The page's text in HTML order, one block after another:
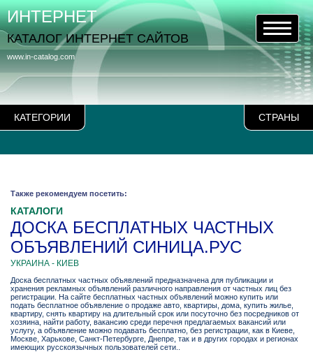
КАТЕГОРИИ СТРАНЫ
www.in-catalog.com
ИНТЕРНЕТ
КАТАЛОГ ИНТЕРНЕТ САЙТОВ
Также рекомендуем посетить:
КАТАЛОГИ
ДОСКА БЕСПЛАТНЫХ ЧАСТНЫХ
ОБЪЯВЛЕНИЙ СИНИЦА.РУС
УКРАИНА - КИЕВ
Доска бесплатных частных объявлений предназначена для публикации и
хранения рекламных объявлений различного направления от частных лиц без
регистрации. На сайте бесплатных частных объявлений можно купить или
подать бесплатное объявление о продаже авто, квартиры, дома, купить жилье,
квартиру, снять квартиру на длительный срок или посуточно без посредников от
хозяина, найти работу, вакансию среди перечня предлагаемых вакансий или
услугу, а объявление можно подавать бесплатно, без регистрации, как в Киеве,
Москве, Харькове, Санкт-Петербурге, Днепре, так и в других городах и регионах
имеющих русскоязычных пользователей сети..